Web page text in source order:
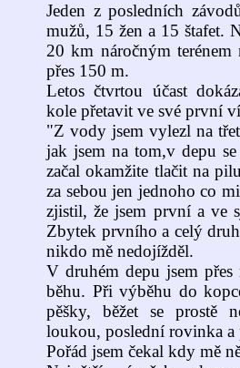
Jeden z posledních
mužů, 15 žen a 15 štafet.
20 km náročným
přes 150 m.
Letos čtvrtou účast
kole přetavit ve své první
"Z vody jsem vylezl na
jak jsem na tom,v depu
začal okamžite tlačit na
za sebou jen jednoho co
zjistil, že jsem první a ve
Zbytek prvního a celý
nikdo mě nedojížděl.
V druhém depu jsem
běhu. Při výběhu do
pěšky, běžet se prostě
loukou, poslední rovinka a
Pořád jsem čekal kdy mě